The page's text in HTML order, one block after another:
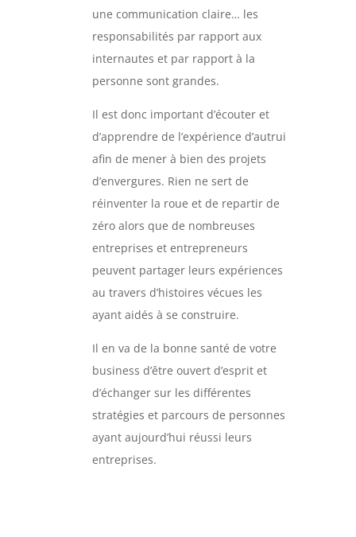
une communication claire… les
responsabilités par rapport aux
internautes et par rapport à la
personne sont grandes.
Il est donc important d’écouter et
d’apprendre de l’expérience d’autrui
afin de mener à bien des projets
d’envergures. Rien ne sert de
réinventer la roue et de repartir de
zéro alors que de nombreuses
entreprises et entrepreneurs
peuvent partager leurs expériences
au travers d’histoires vécues les
ayant aidés à se construire.
Il en va de la bonne santé de votre
business d’être ouvert d’esprit et
d’échanger sur les différentes
stratégies et parcours de personnes
ayant aujourd’hui réussi leurs
entreprises.